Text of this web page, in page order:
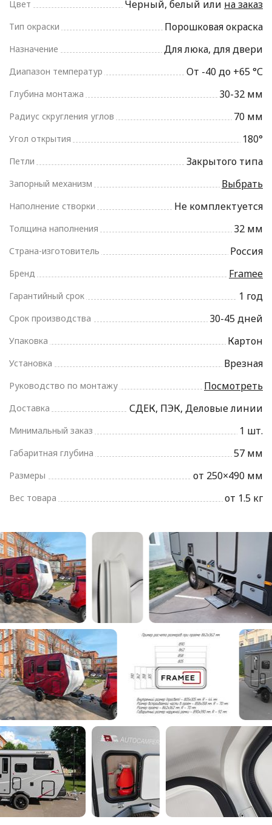
Цвет Черный, белый или на заказ
Тип окраски Порошковая окраска
Назначение Для люка, для двери
Диапазон температур От -40 до +65 °С
Глубина монтажа 30-32 мм
Радиус скругления углов 70 мм
Угол открытия 180°
Петли Закрытого типа
Запорный механизм Выбрать
Наполнение створки Не комплектуется
Толщина наполнения 32 мм
Страна-изготовитель Россия
Бренд Framee
Гарантийный срок 1 год
Срок производства 30-45 дней
Упаковка Картон
Установка Врезная
Руководство по монтажу Посмотреть
Доставка СДЕК, ПЭК, Деловые линии
Минимальный заказ 1 шт.
Габаритная глубина 57 мм
Размеры от 250×490 мм
Вес товара от 1.5 кг